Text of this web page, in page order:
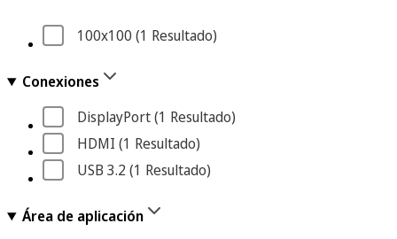
100x100 (1 Resultado)
Conexiones
DisplayPort (1 Resultado)
HDMI (1 Resultado)
USB 3.2 (1 Resultado)
Área de aplicación